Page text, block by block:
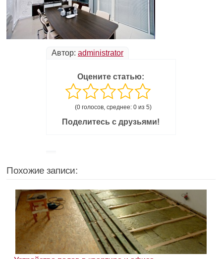
Автор: administrator
Оцените статью:
(0 голосов, среднее: 0 из 5)
Поделитесь с друзьями!
Похожие записи: